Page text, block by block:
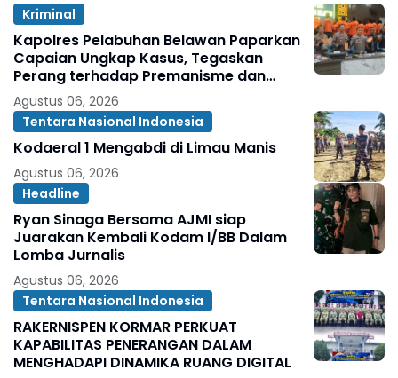
Kriminal
Kapolres Pelabuhan Belawan Paparkan
Capaian Ungkap Kasus, Tegaskan
Perang terhadap Premanisme dan
Narkoba
Agustus 06, 2026
Tentara Nasional Indonesia
Kodaeral 1 Mengabdi di Limau Manis
Agustus 06, 2026
Headline
Ryan Sinaga Bersama AJMI siap
Juarakan Kembali Kodam I/BB Dalam
Lomba Jurnalis
Agustus 06, 2026
Tentara Nasional Indonesia
RAKERNISPEN KORMAR PERKUAT
KAPABILITAS PENERANGAN DALAM
MENGHADAPI DINAMIKA RUANG DIGITAL